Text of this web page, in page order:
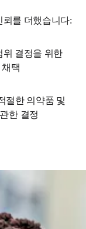
를 더했습니다:
위 결정을 위한
택
절한 의약품 및
한 결정